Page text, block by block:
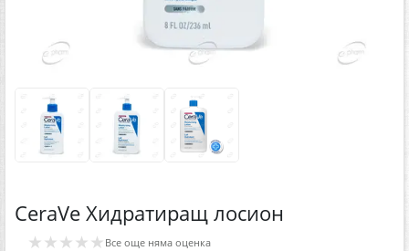
CeraVe Хидратиращ лосион
★★★★★ Все още няма оценка